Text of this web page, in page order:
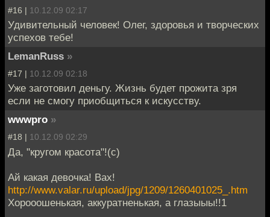
#16 | 10.12.09 02:17
Удивительный человек! Олег, здоровья и творческих
успехов тебе!
LemanRuss »
#17 | 10.12.09 02:18
Уже заготовил деньгу. Жизнь будет прожита зря
если не смогу приобщиться к искусству.
wwwpro »
#18 | 10.12.09 02:29
Да, "кругом красота"!(с)
Ай какая девочка! Вах!
http://www.valar.ru/upload/jpg/1209/1260401025_.htm
Хорооошенькая, аккуратненькая, а глазыыы!!1